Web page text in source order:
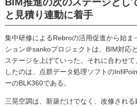
と見積り連動に着手
集中研修によるRebroの活用促進から始ま
ション＠sankoプロジェクトは、BIM対応
ステージを上げていった。それに合わせ
したのは、点群データ処理ソフトの
ーのBLK360である。
三晃空調は、新築だけでなく、改修され